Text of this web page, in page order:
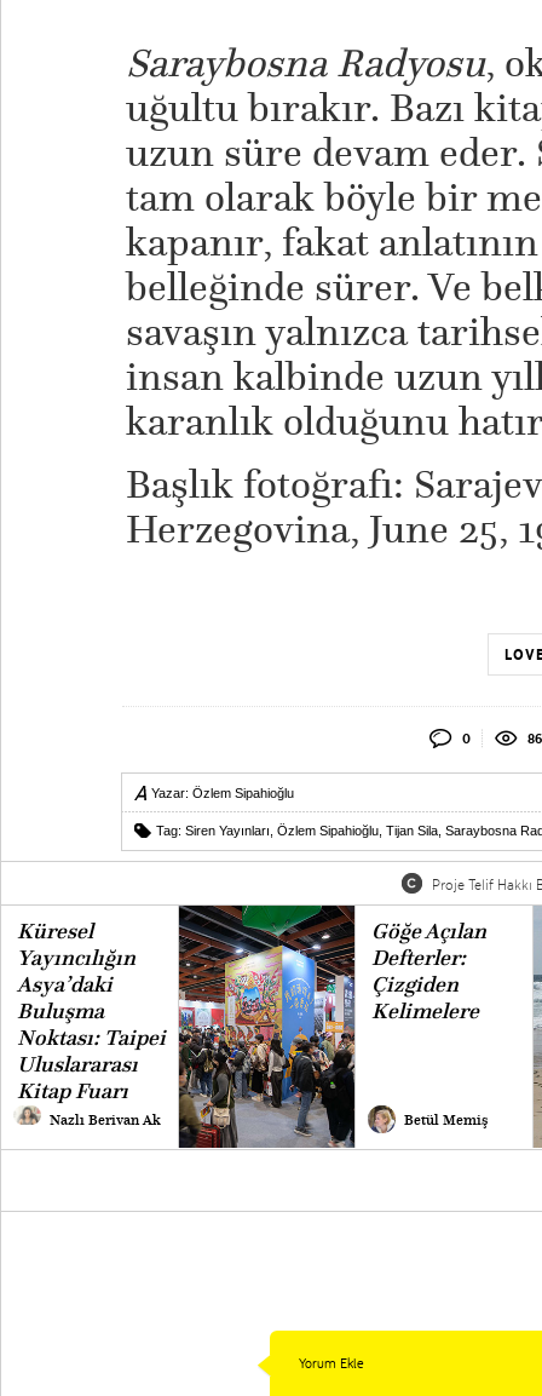
Saraybosna Radyosu,
uğultu bırakır. Bazı
uzun süre devam eder.
tam olarak böyle bir
kapanır, fakat
belleğinde sürer. Ve
savaşın yalnızca
insan kalbinde uzun
karanlık olduğunu
Başlık fotoğrafı:
Herzegovina, June 25,
0
Yazar: Özlem Sipahioğlu
Tag: Siren Yayınları Özlem Sipahioğlu Tijan Sila Saraybosna
Proje Telif Hakkı
Küresel
Yayıncılığın
Asya’daki
Buluşma
Noktası: Taipei
Uluslararası
Kitap Fuarı
Nazlı Berivan Ak
Göğe Açılan
Defterler:
Çizgiden
Kelimelere
Betül Memiş